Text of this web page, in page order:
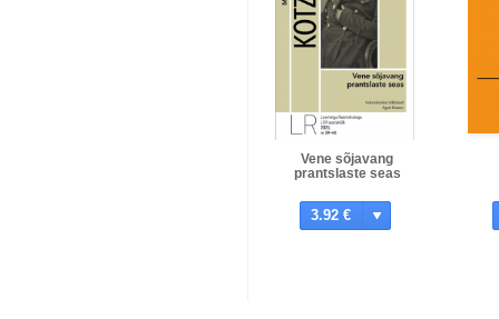
Vene sõjavang
prantslaste seas
3.92 €